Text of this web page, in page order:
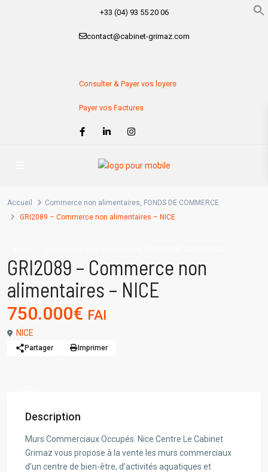
+33 (04) 93 55 20 06
contact@cabinet-grimaz.com
Consulter & Payer vos loyers
Payer vos Factures
Accueil Commerce non alimentaires, FONDS DE COMMERCE
GRI2089 – Commerce non alimentaires – NICE
GRI2089 – Commerce non
alimentaires – NICE
750.000€ FAI
NICE
Partager Imprimer
Description
Murs Commerciaux Occupés  Nice Centre Le Cabinet
Grimaz vous propose à la vente les murs commerciaux
d’un centre de bien-être, d’activités aquatiques et